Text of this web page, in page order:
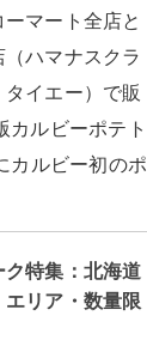
マート全店と
ハマナスクラ
イエー）で販
ルビーポテト
カルビー初のポ
特集：北海道
リア・数量限